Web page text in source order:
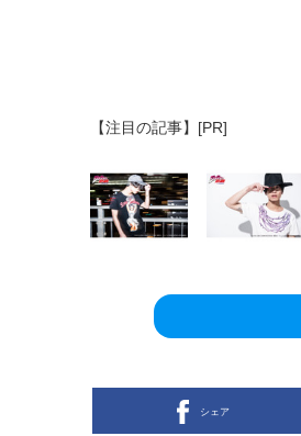
【注目の記事】[PR]
シェア